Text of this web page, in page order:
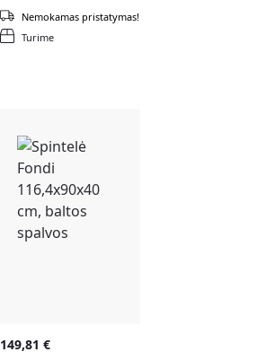
Turime
Nemokamas pristatymas!
149,81 €